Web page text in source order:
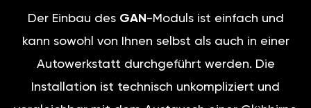
Der Einbau des GAN -Moduls ist einfach und
kann sowohl von Ihnen selbst als auch in einer
Autowerkstatt durchgeführt werden. Die
Installation ist technisch unkompliziert und